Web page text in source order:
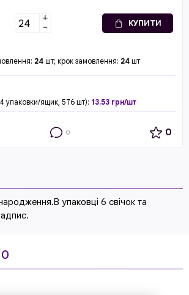
+
- КУПИТИ
24 шт; крок замовлення: 24 шт
упаковки/ящик, 576 шт): 13.53 грн/шт
0 0
упаковці 6 свічок та
0